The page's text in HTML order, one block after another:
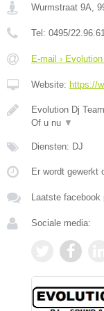
Wurmstraat 9A,
Tel: 0495/
E-mail ›
Website: https://
Evolution Dj
Of u nu ▼
Diensten: DJ
Er wordt gewerkt
Laatste facebook
Sociale media: